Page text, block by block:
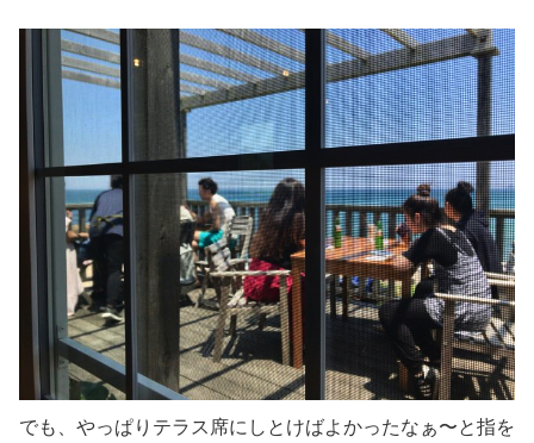
でも、やっぱりテラス席にしとけばよかったなぁ〜と指を